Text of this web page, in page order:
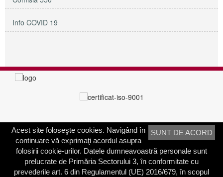
Info COVID 19
PRIMĂRIA SECTORULUI 3
Adresa:Calea Dudeşti nr. 191
Bucureşti, Sector 3, România
SUNT DE ACORD
Acest site foloseşte cookies. Navigând în
continuare vă exprimaţi acordul asupra
folosirii cookie-urilor. Datele dumneavoastră personale sunt
prelucrate de Primăria Sectorului 3, în conformitate cu
prevederile art. 6 din Regulamentul (UE) 2016/679, în scopul